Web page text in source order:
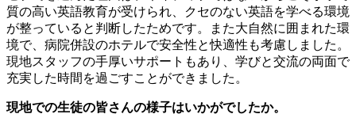
質の高い英語教育が受けられ、クセのない英語を学べる環境
が整っていると判断したためです。また大自然に囲まれた環
境で、病院併設のホテルで安全性と快適性も考慮しました。
現地スタッフの手厚いサポートもあり、学びと交流の両面で
充実した時間を過ごすことができました。
現地での生徒の皆さんの様子はいかがでしたか。